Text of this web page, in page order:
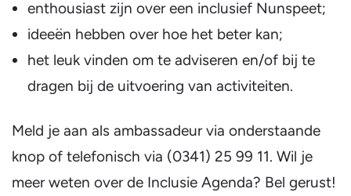
enthousiast zijn over een inclusief Nunspeet;
ideeën hebben over hoe het beter kan;
het leuk vinden om te adviseren en/of bij te
dragen bij de uitvoering van activiteiten.
Meld je aan als ambassadeur via onderstaande
knop of telefonisch via (0341) 25 99 11. Wil je
meer weten over de Inclusie Agenda? Bel gerust!